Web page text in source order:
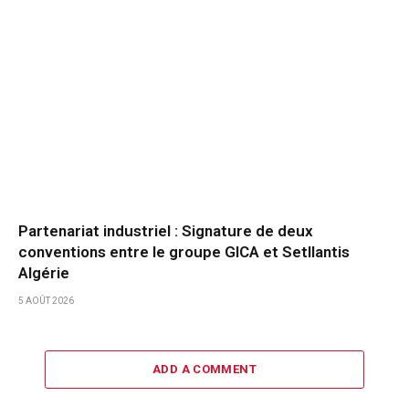
Partenariat industriel : Signature de deux
conventions entre le groupe GICA et Setllantis
Algérie
5 AOÛT 2026
ADD A COMMENT